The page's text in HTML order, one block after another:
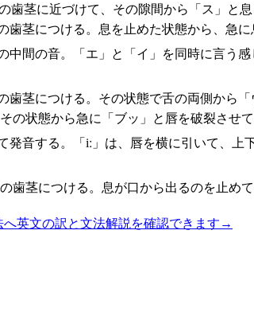
歯茎に近づけて、その隙間から「ス」と
歯茎につける。息を止めた状態から、急
中間の音。「エ」と「イ」を同時に言う感
歯茎につける。その状態で舌の両側から
の状態から急に「ブッ」と唇を破裂させ
発音する。「iː」は、唇を横に引いて、
歯茎につける。息が口から出るのを止
へ英文の訳と文法解説を確認できます →